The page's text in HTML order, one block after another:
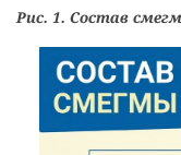
Рис. 1. Состав